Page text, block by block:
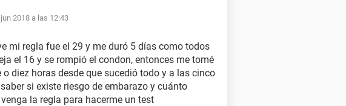
2018 a las 12:43
mi regla fue el 29 y me duró 5 días como todos
el 16 y se rompió el condon, entonces me tomé
diez horas desde que sucedió todo y a las cinco
si existe riesgo de embarazo y cuánto
la regla para hacerme un test